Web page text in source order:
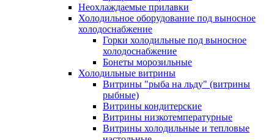
Неохлаждаемые прилавки
Холодильное оборудование под выносное
холодоснабжение
Горки холодильные под выносное
холодоснабжение
Бонеты морозильные
Холодильные витрины
Витрины "рыба на льду" (витрины
рыбные)
Витрины кондитерские
Витрины низкотемпературные
Витрины холодильные и тепловые